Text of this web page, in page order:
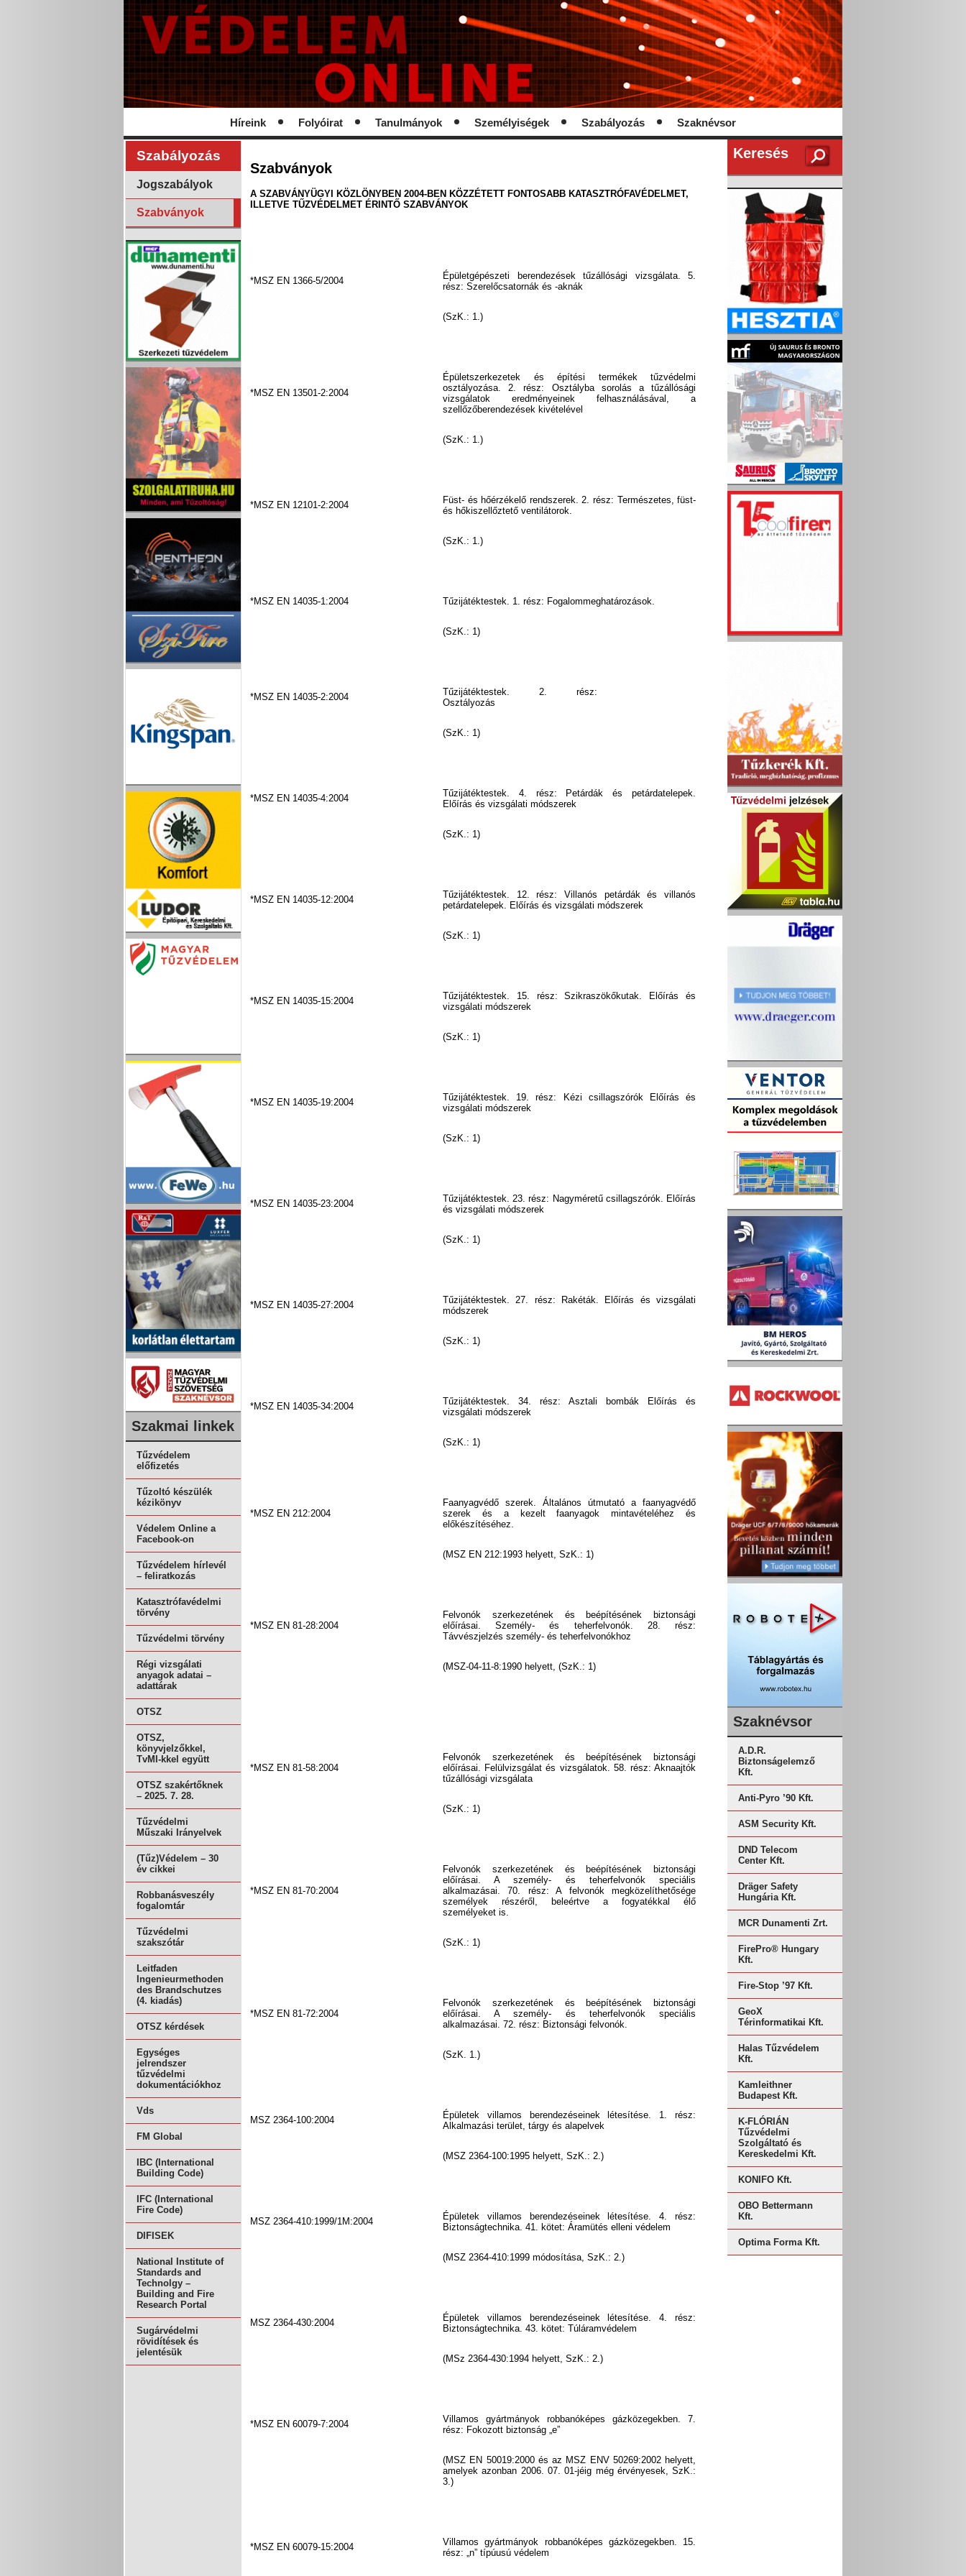
Híreink Folyóirat Tanulmányok Személyiségek Szabályozás Szaknévsor
Szabályozás
Jogszabályok
Szabványok
Szakmai linkek
Tűzvédelem
előfizetés
Tűzoltó készülék
kézikönyv
Védelem Online a
Facebook-on
Tűzvédelem hírlevél
– feliratkozás
Katasztrófavédelmi
törvény
Tűzvédelmi törvény
Régi vizsgálati
anyagok adatai –
adattárak
OTSZ
OTSZ,
könyvjelzőkkel,
TvMI-kkel együtt
OTSZ szakértőknek
– 2025. 7. 28.
Tűzvédelmi
Műszaki Irányelvek
(Tűz)Védelem – 30
év cikkei
Robbanásveszély
fogalomtár
Tűzvédelmi
szakszótár
Leitfaden
Ingenieurmethoden
des Brandschutzes
(4. kiadás)
OTSZ kérdések
Egységes
jelrendszer
tűzvédelmi
dokumentációkhoz
Vds
FM Global
IBC (International
Building Code)
IFC (International
Fire Code)
DIFISEK
National Institute of
Standards and
Technolgy –
Building and Fire
Research Portal
Sugárvédelmi
rövidítések és
jelentésük
Szabványok
A SZABVÁNYÜGYI KÖZLÖNYBEN 2004-BEN KÖZZÉTETT FONTOSABB KATASZTRÓFAVÉDELMET,
ILLETVE TŰZVÉDELMET ÉRINTŐ SZABVÁNYOK
*MSZ EN 1366-5/2004
Épületgépészeti berendezések tűzállósági vizsgálata. 5.
rész: Szerelőcsatornák és -aknák
(SzK.: 1.)
*MSZ EN 13501-2:2004
Épületszerkezetek és építési termékek tűzvédelmi
osztályozása. 2. rész: Osztályba sorolás a tűzállósági
vizsgálatok eredményeinek felhasználásával, a
szellőzőberendezések kivételével
(SzK.: 1.)
*MSZ EN 12101-2:2004
Füst- és hőérzékelő rendszerek. 2. rész: Természetes, füst-
és hőkiszellőztető ventilátorok.
(SzK.: 1.)
*MSZ EN 14035-1:2004 Tűzijátéktestek. 1. rész: Fogalommeghatározások.
(SzK.: 1)
*MSZ EN 14035-2:2004
Tűzijátéktestek. 2. rész:
Osztályozás
(SzK.: 1)
*MSZ EN 14035-4:2004
Tűzijátéktestek. 4. rész: Petárdák és petárdatelepek.
Előírás és vizsgálati módszerek
(SzK.: 1)
*MSZ EN 14035-12:2004
Tűzijátéktestek. 12. rész: Villanós petárdák és villanós
petárdatelepek. Előírás és vizsgálati módszerek
(SzK.: 1)
*MSZ EN 14035-15:2004
Tűzijátéktestek. 15. rész: Szikraszökőkutak. Előírás és
vizsgálati módszerek
(SzK.: 1)
*MSZ EN 14035-19:2004
Tűzijátéktestek. 19. rész: Kézi csillagszórók Előírás és
vizsgálati módszerek
(SzK.: 1)
*MSZ EN 14035-23:2004
Tűzijátéktestek. 23. rész: Nagyméretű csillagszórók. Előírás
és vizsgálati módszerek
(SzK.: 1)
*MSZ EN 14035-27:2004
Tűzijátéktestek. 27. rész: Rakéták. Előírás és vizsgálati
módszerek
(SzK.: 1)
*MSZ EN 14035-34:2004
Tűzijátéktestek. 34. rész: Asztali bombák Előírás és
vizsgálati módszerek
(SzK.: 1)
*MSZ EN 212:2004
Faanyagvédő szerek. Általános útmutató a faanyagvédő
szerek és a kezelt faanyagok mintavételéhez és
előkészítéséhez.
(MSZ EN 212:1993 helyett, SzK.: 1)
*MSZ EN 81-28:2004
Felvonók szerkezetének és beépítésének biztonsági
előírásai. Személy- és teherfelvonók. 28. rész:
Távvészjelzés személy- és teherfelvonókhoz
(MSZ-04-11-8:1990 helyett, (SzK.: 1)
*MSZ EN 81-58:2004
Felvonók szerkezetének és beépítésének biztonsági
előírásai. Felülvizsgálat és vizsgálatok. 58. rész: Aknaajtók
tűzállósági vizsgálata
(SzK.: 1)
*MSZ EN 81-70:2004
Felvonók szerkezetének és beépítésének biztonsági
előírásai. A személy- és teherfelvonók speciális
alkalmazásai. 70. rész: A felvonók megközelíthetősége
személyek részéről, beleértve a fogyatékkal élő
személyeket is.
(SzK.: 1)
*MSZ EN 81-72:2004
Felvonók szerkezetének és beépítésének biztonsági
előírásai. A személy- és teherfelvonók speciális
alkalmazásai. 72. rész: Biztonsági felvonók.
(SzK. 1.)
MSZ 2364-100:2004
Épületek villamos berendezéseinek létesítése. 1. rész:
Alkalmazási terület, tárgy és alapelvek
(MSZ 2364-100:1995 helyett, SzK.: 2.)
MSZ 2364-410:1999/1M:2004
Épületek villamos berendezéseinek létesítése. 4. rész:
Biztonságtechnika. 41. kötet: Áramütés elleni védelem
(MSZ 2364-410:1999 módosítása, SzK.: 2.)
MSZ 2364-430:2004
Épületek villamos berendezéseinek létesítése. 4. rész:
Biztonságtechnika. 43. kötet: Túláramvédelem
(MSz 2364-430:1994 helyett, SzK.: 2.)
*MSZ EN 60079-7:2004
Villamos gyártmányok robbanóképes gázközegekben. 7.
rész: Fokozott biztonság „e”
(MSZ EN 50019:2000 és az MSZ ENV 50269:2002 helyett,
amelyek azonban 2006. 07. 01-jéig még érvényesek, SzK.:
3.)
*MSZ EN 60079-15:2004
Villamos gyártmányok robbanóképes gázközegekben. 15.
rész: „n” típúusú védelem
Keresés
Szaknévsor
A.D.R.
Biztonságelemző
Kft.
Anti-Pyro ’90 Kft.
ASM Security Kft.
DND Telecom
Center Kft.
Dräger Safety
Hungária Kft.
MCR Dunamenti Zrt.
FirePro® Hungary
Kft.
Fire-Stop ’97 Kft.
GeoX
Térinformatikai Kft.
Halas Tűzvédelem
Kft.
Kamleithner
Budapest Kft.
K-FLÓRIÁN
Tűzvédelmi
Szolgáltató és
Kereskedelmi Kft.
KONIFO Kft.
OBO Bettermann
Kft.
Optima Forma Kft.